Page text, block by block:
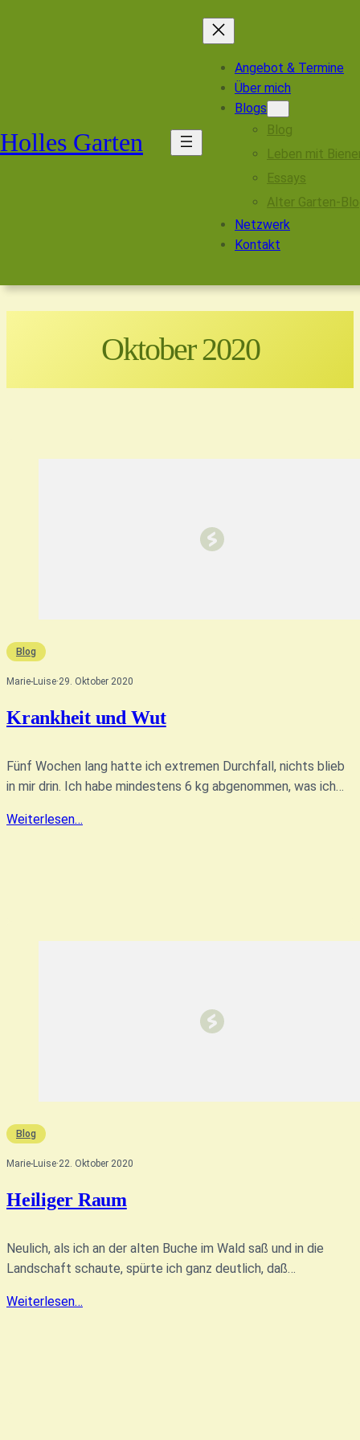
Holles Garten
Angebot & Termine
Über mich
Blogs
Blog
Leben mit
Essays
Alter Garten-
Netzwerk
Kontakt
Oktober 2020
Blog
Marie-Luise·29. Oktober 2020
Krankheit und Wut
Fünf Wochen lang hatte ich extremen Durchfall, nichts blieb
in mir drin. Ich habe mindestens 6 kg abgenommen, was ich…
Weiterlesen…
Blog
Marie-Luise·22. Oktober 2020
Heiliger Raum
Neulich, als ich an der alten Buche im Wald saß und in die
Landschaft schaute, spürte ich ganz deutlich, daß…
Weiterlesen…